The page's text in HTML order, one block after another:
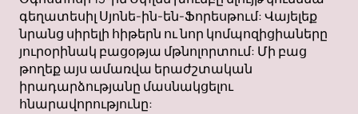
գեղատեսիլ Սյոնե-ին-են-Ֆորեսթում: Վայելեք
նրանց սիրելի հիթերն ու նոր կոմպոզիցիաները
յուրօրինակ բացօթյա մթնոլորտում: Մի բաց
թողեք այս ամառվա երաժշտական ​​​​
իրադարձությանը մասնակցելու
հնարավորությունը: